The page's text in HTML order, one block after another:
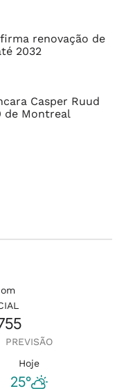
renovação de
2032
Casper Ruud
de Montreal
PREVISÃO
Hoje
25°